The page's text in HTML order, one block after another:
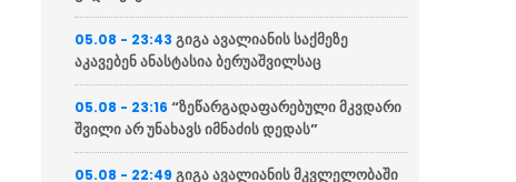
05.08 - 23:43გიგა ავალიანის საქმეზე
აკავებენ ანასტასია ბერუაშვილსაც
05.08 - 23:16“ზეწარგადაფარებული მკვდარი
შვილი არ უნახავს იმნაძის დედას”
05.08 - 22:49გიგა ავალიანის მკვლელობაში